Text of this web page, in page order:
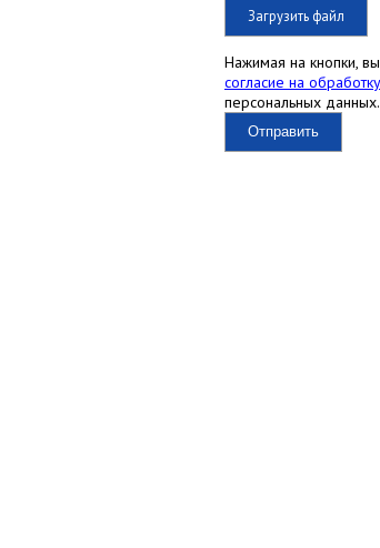
Загрузить файл
Нажимая на кнопки,
согласие на обработку
персональных данных.
Отправить